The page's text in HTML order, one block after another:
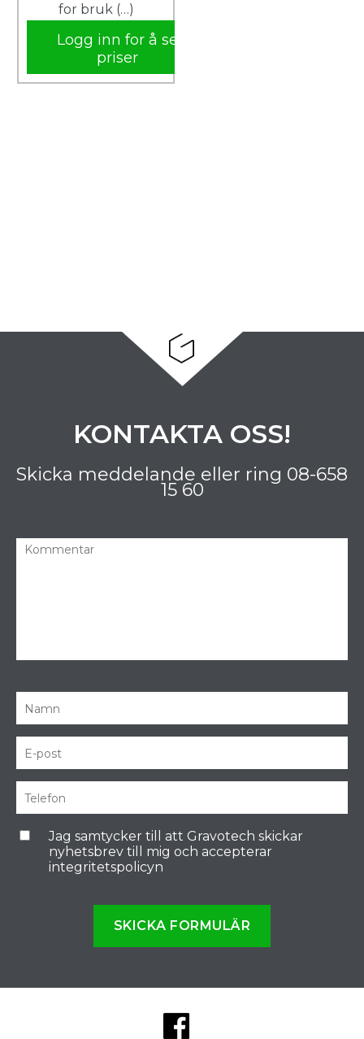
for bruk (…)
Logg inn for å se
priser
KONTAKTA OSS!
Skicka meddelande eller ring 08-658
15 60
Jag samtycker till att Gravotech skickar
nyhetsbrev till mig och accepterar
integritetspolicyn
SKICKA FORMULÄR